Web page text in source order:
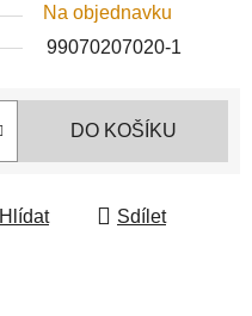
Na objednavku
99070207020-1
DO KOŠÍKU
Hlídat Sdílet